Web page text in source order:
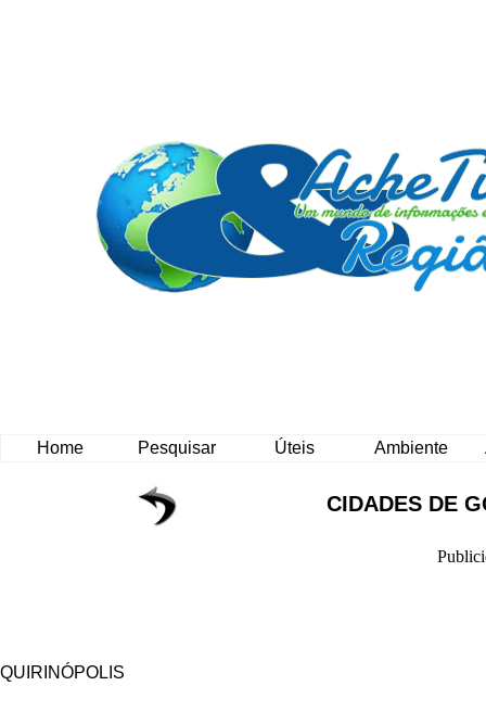
Home Pesquisar Úteis Ambiente
CIDADES DE
QUIRINÓPOLIS